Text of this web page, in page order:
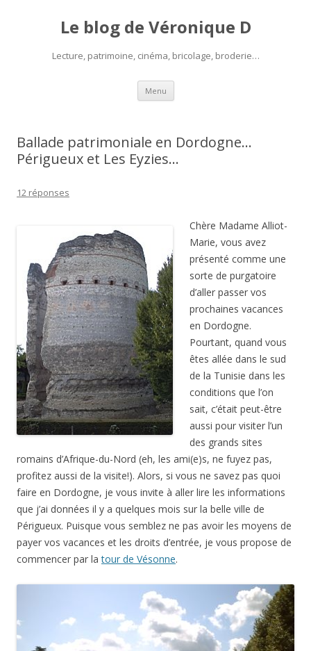
Le blog de Véronique D
Lecture, patrimoine, cinéma, bricolage, broderie…
Menu Aller
contenu
Ballade patrimoniale en Dordogne…
Périgueux et Les Eyzies…
12 réponses
Chère Madame Alliot-
Marie, vous avez
présenté comme une
sorte de purgatoire
d’aller passer vos
prochaines vacances
en Dordogne.
Pourtant, quand vous
êtes allée dans le sud
de la Tunisie dans les
conditions que l’on
sait, c’était peut-être
aussi pour visiter l’un
des grands sites
romains d’Afrique-du-Nord (eh, les ami(e)s, ne fuyez pas,
profitez aussi de la visite!). Alors, si vous ne savez pas quoi
faire en Dordogne, je vous invite à aller lire les informations
que j’ai données il y a quelques mois sur la belle ville de
Périgueux. Puisque vous semblez ne pas avoir les moyens de
payer vos vacances et les droits d’entrée, je vous propose de
commencer par latour de Vésonne.